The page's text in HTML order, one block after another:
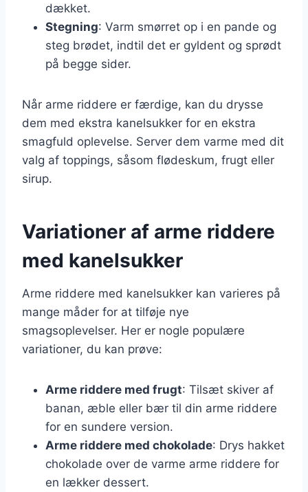
dækket.
Stegning: Varm smørret op i en pande og
steg brødet, indtil det er gyldent og sprødt
på begge sider.
Når arme riddere er færdige, kan du drysse
dem med ekstra kanelsukker for en ekstra
smagfuld oplevelse. Server dem varme med dit
valg af toppings, såsom flødeskum, frugt eller
sirup.
Variationer af arme riddere
med kanelsukker
Arme riddere med kanelsukker kan varieres på
mange måder for at tilføje nye
smagsoplevelser. Her er nogle populære
variationer, du kan prøve:
Arme riddere med frugt: Tilsæt skiver af
banan, æble eller bær til din arme riddere
for en sundere version.
Arme riddere med chokolade: Drys hakket
chokolade over de varme arme riddere for
en lækker dessert.